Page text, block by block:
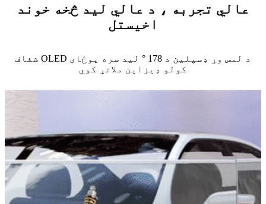
عالي تجربه ، د عالي لید څخه خوند
اخیستل
شفاف OLED د لمس وړ ډسپلین د 178 ° لید سره یوځای
کولو ډیزاین ملاتړ کوي